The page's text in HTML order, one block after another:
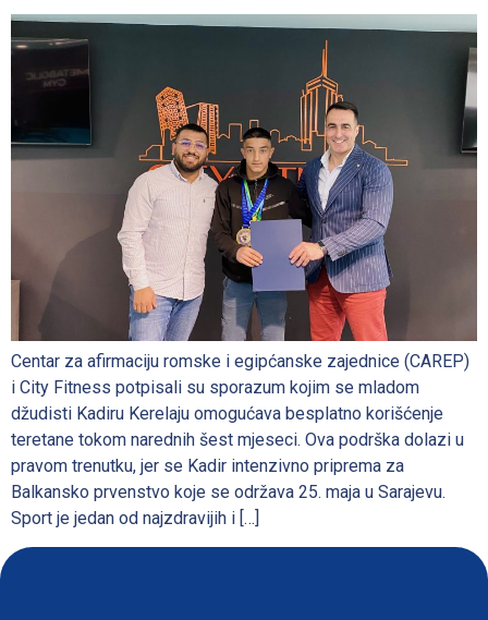
Centar za afirmaciju romske i egipćanske zajednice (CAREP)
i City Fitness potpisali su sporazum kojim se mladom
džudisti Kadiru Kerelaju omogućava besplatno korišćenje
teretane tokom narednih šest mjeseci. Ova podrška dolazi u
pravom trenutku, jer se Kadir intenzivno priprema za
Balkansko prvenstvo koje se održava 25. maja u Sarajevu.
Sport je jedan od najzdravijih i […]